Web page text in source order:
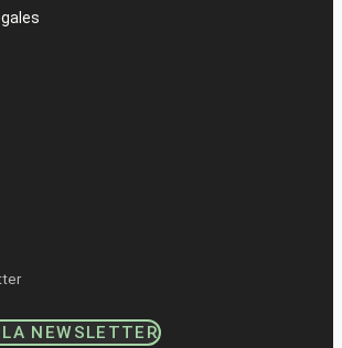
NEWSLETTER